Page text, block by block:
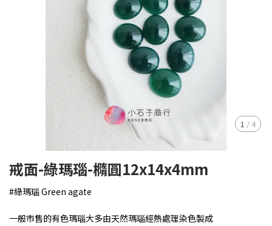
1 / 4
戒面-綠瑪瑙-橢圓12x14x4mm
#綠瑪瑙 Green agate
一般市售的有色瑪瑙大多由天然瑪瑙經熱處理染色製成